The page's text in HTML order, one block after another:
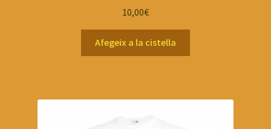
10,00€
Afegeix a la cistella